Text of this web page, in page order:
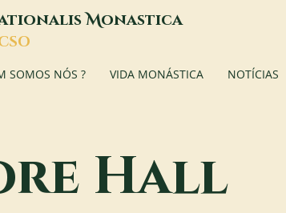
Monastica
SOMOS NÓS ? VIDA MONÁSTICA NOTÍCIAS
Hall